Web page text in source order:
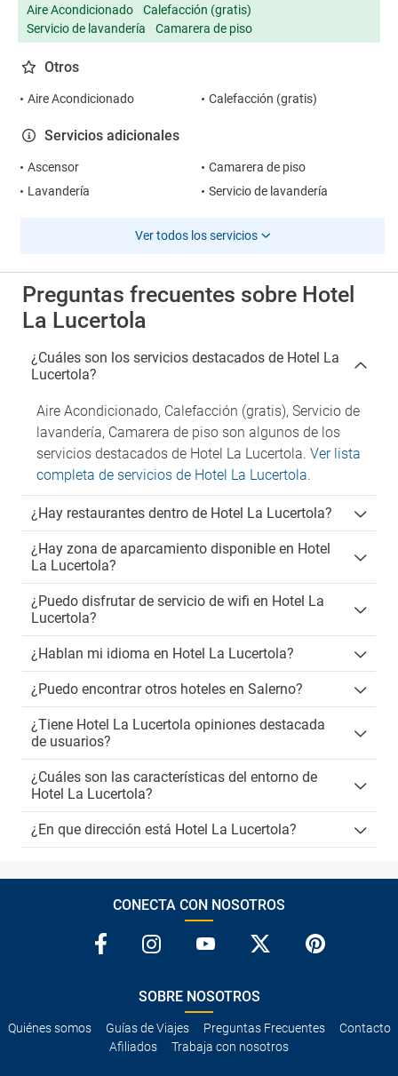
Aire Acondicionado
Calefacción (gratis)
Servicio de lavandería
Camarera de piso
Otros
Aire Acondicionado Calefacción (gratis)
Servicios adicionales
Ascensor
Camarera de piso
Lavandería
Servicio de lavandería
Ver todos los servicios
Preguntas frecuentes sobre Hotel
La Lucertola
¿Cuáles son los servicios destacados de Hotel La
Lucertola?
Aire Acondicionado, Calefacción (gratis), Servicio de
lavandería, Camarera de piso son algunos de los
servicios destacados de Hotel La Lucertola. Ver lista
completa de servicios de Hotel La Lucertola.
¿Hay restaurantes dentro de Hotel La Lucertola?
¿Hay zona de aparcamiento disponible en Hotel
La Lucertola?
¿Puedo disfrutar de servicio de wifi en Hotel La
Lucertola?
¿Hablan mi idioma en Hotel La Lucertola?
¿Puedo encontrar otros hoteles en Salerno?
¿Tiene Hotel La Lucertola opiniones destacada
de usuarios?
¿Cuáles son las características del entorno de
Hotel La Lucertola?
¿En que dirección está Hotel La Lucertola?
CONECTA CON NOSOTROS
SOBRE NOSOTROS
Quiénes somos Guías de Viajes Preguntas Frecuentes
Contacto
Afiliados
Trabaja con nosotros